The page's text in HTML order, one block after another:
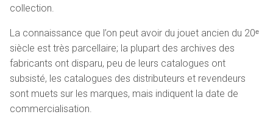
collection.
La connaissance que l’on peut avoir du jouet ancien du 20ᵉ
siècle est très parcellaire; la plupart des archives des
fabricants ont disparu, peu de leurs catalogues ont
subsisté, les catalogues des distributeurs et revendeurs
sont muets sur les marques, mais indiquent la date de
commercialisation.